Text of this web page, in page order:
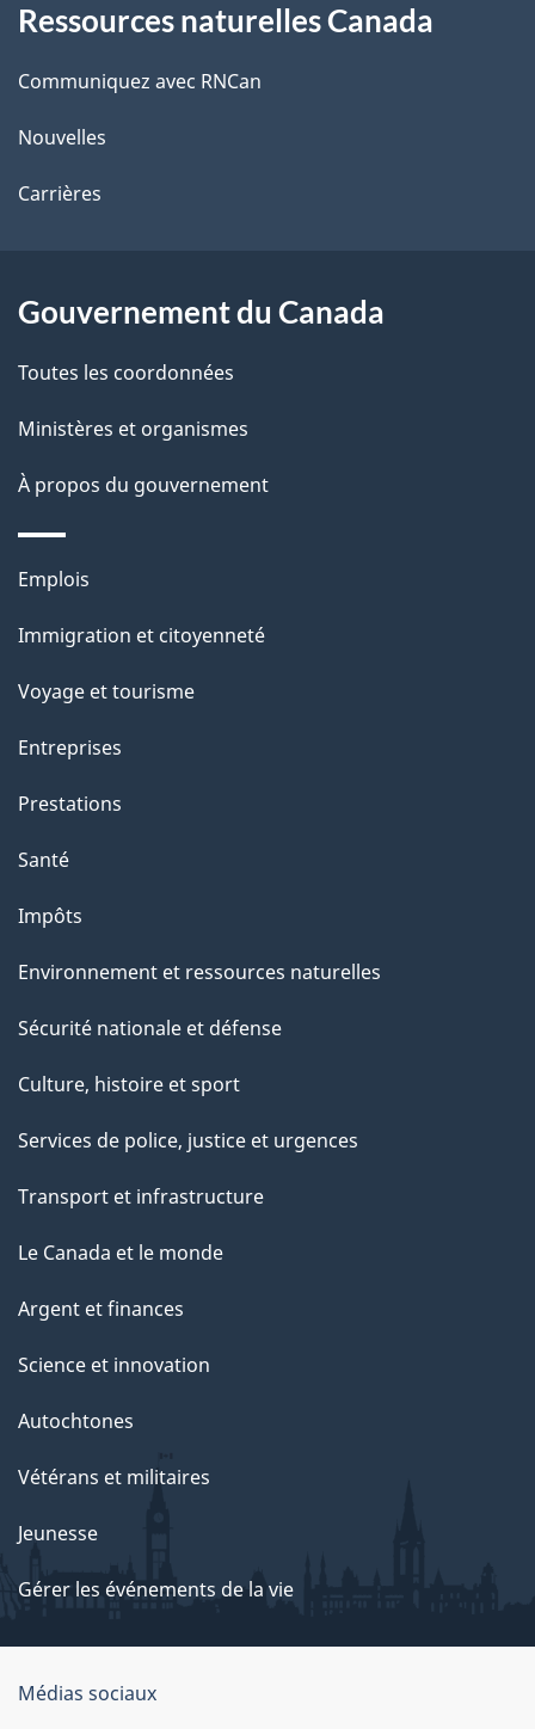
a
i
l
s
e
a
p
a
g
e
propos
de
ce
site
Ressources naturelles Canada
Communiquez avec RNCan
Nouvelles
Carrières
Gouvernement du Canada
Toutes les coordonnées
Ministères et organismes
À propos du gouvernement
Thèmes
sujets
Emplois
Immigration et citoyenneté
Voyage et tourisme
Entreprises
Prestations
Santé
Impôts
Environnement et ressources naturelles
Sécurité nationale et défense
Culture, histoire et sport
Services de police, justice et urgences
Transport et infrastructure
Le Canada et le monde
Argent et finances
Science et innovation
Autochtones
Vétérans et militaires
Jeunesse
Gérer les événements de la vie
Organisation
Médias sociaux